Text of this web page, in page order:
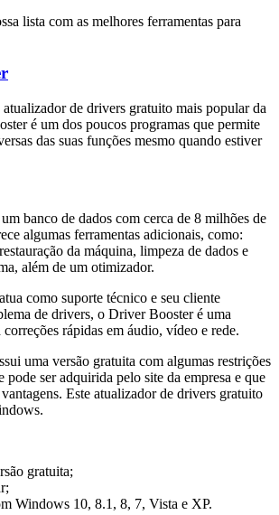
lista com as melhores ferramentas para
de drivers gratuito mais popular da
é um dos poucos programas que permite
das suas funções mesmo quando estiver
banco de dados com cerca de 8 milhões de
algumas ferramentas adicionais, como:
da máquina, limpeza de dados e
além de um otimizador.
como suporte técnico e seu cliente
de drivers, o Driver Booster é uma
rápidas em áudio, vídeo e rede.
uma versão gratuita com algumas restrições
pode ser adquirida pelo site da empresa e que
Este atualizador de drivers gratuito
gratuita;
Windows 10, 8.1, 8, 7, Vista e XP.